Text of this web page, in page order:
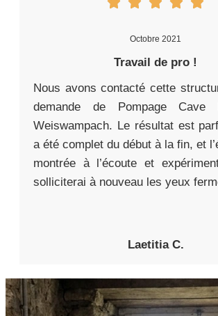
Octobre 2021
Travail de pro !
Nous avons contacté cette
demande de Pompage Cave
Weiswampach. Le résultat est
a été complet du début à la fin, et
montrée à l’écoute et
solliciterai à nouveau les yeux
Laetitia C.